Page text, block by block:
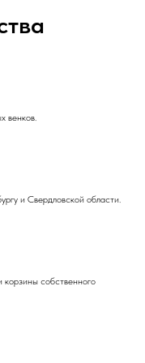
венков.
и Свердловской области.
собственного